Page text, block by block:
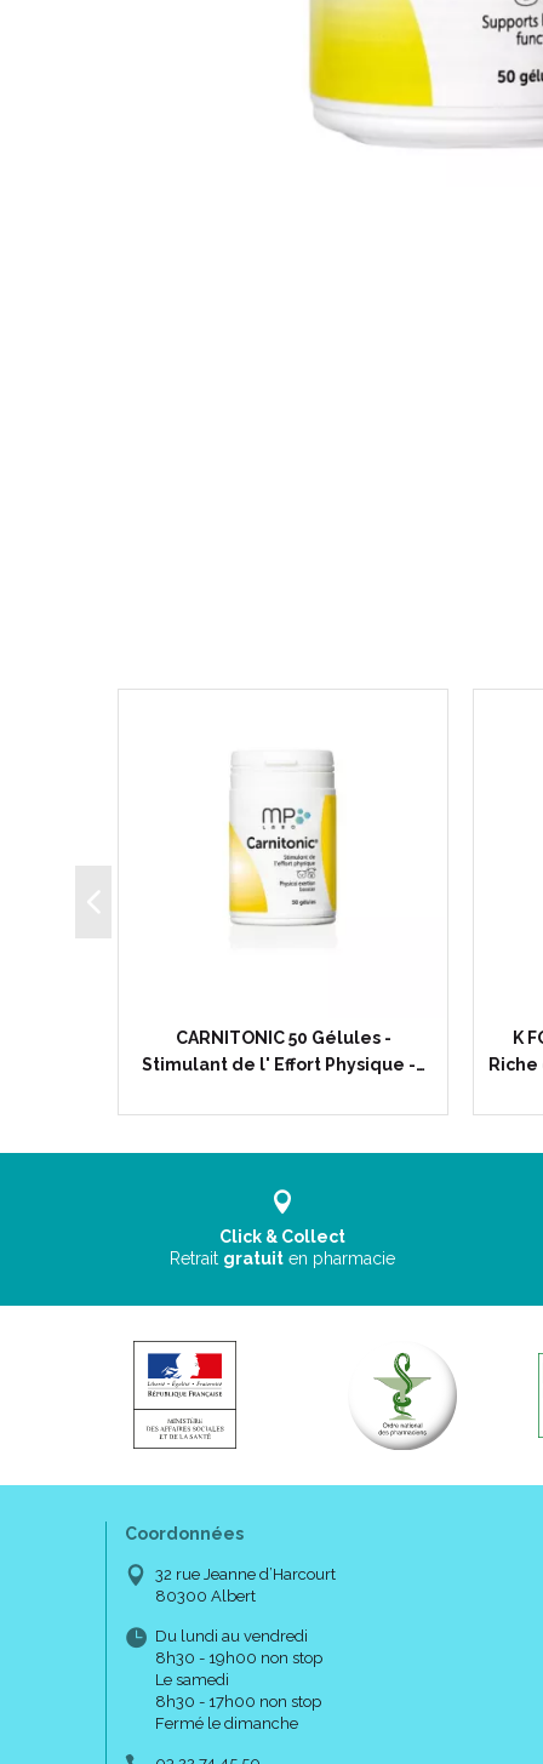
CARNITONIC 50 Gélules -
Stimulant de l' Effort Physique -…
K
Click & Collect
Retrait gratuit en pharmacie
Coordonnées
32 rue Jeanne d’Harcourt
80300 Albert
Du lundi au vendredi
8h30 - 19h00 non stop
Le samedi
8h30 - 17h00 non stop
Fermé le dimanche